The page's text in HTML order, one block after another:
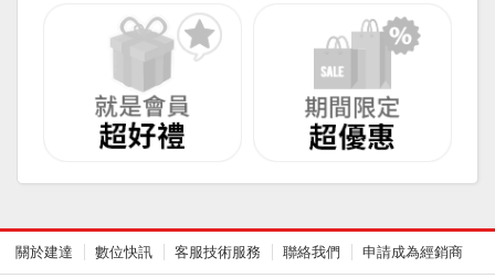
關於建達 數位快訊 客服技術服務 聯絡我們 申請成為經銷商